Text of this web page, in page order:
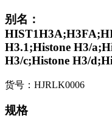
别名：
H3.1;Histone H3/
H3/c;Histone H3/
货号：HJRLK0006
规格